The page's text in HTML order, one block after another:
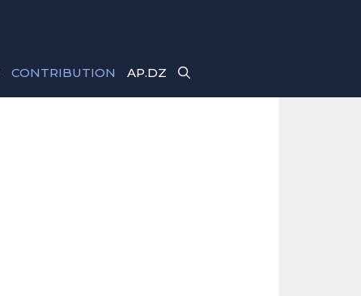
CONTRIBUTION AP.DZ